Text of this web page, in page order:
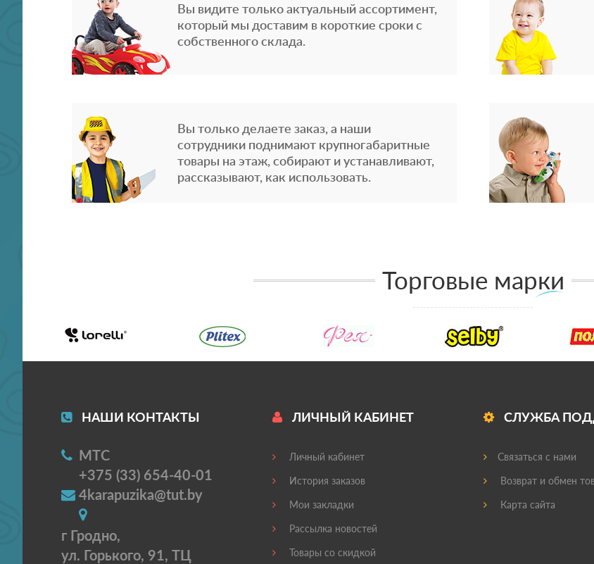
Вы видите только актуальный ассортимент,
который мы доставим в короткие сроки с
собственного склада.
Вы только делаете заказ, а наши
сотрудники поднимают крупногабаритные
товары на этаж, собирают и устанавливают,
рассказывают, как использовать.
Торговые марки
НАШИ КОНТАКТЫ
МТС
+375 (33) 654-40-01
4karapuzika@tut.by
г Гродно,
ул. Горького, 91, ТЦ
ЛИЧНЫЙ КАБИНЕТ
Личный кабинет
История заказов
Мои закладки
Рассылка новостей
Товары со скидкой
СЛУЖБА
Связаться с нами
Возврат и обмен
Карта сайта